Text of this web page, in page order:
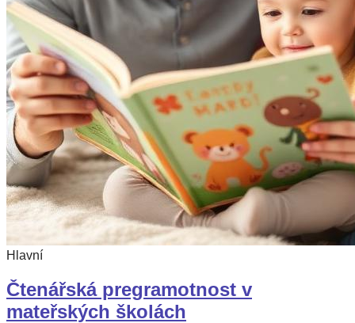
Hlavní
Čtenářská pregramotnost v
mateřských školách